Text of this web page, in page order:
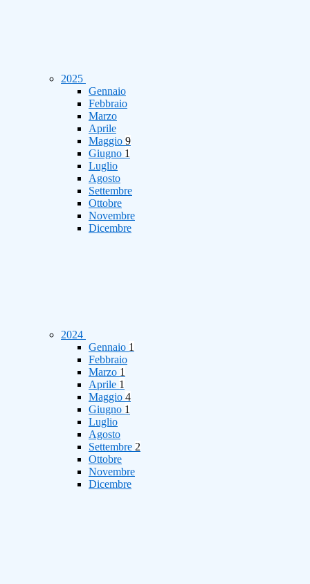
2025
Gennaio
Febbraio
Marzo
Aprile
Maggio 9
Giugno 1
Luglio
Agosto
Settembre
Ottobre
Novembre
Dicembre
2024
Gennaio 1
Febbraio
Marzo 1
Aprile 1
Maggio 4
Giugno 1
Luglio
Agosto
Settembre 2
Ottobre
Novembre
Dicembre